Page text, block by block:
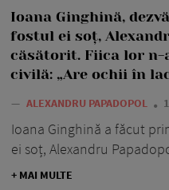
Ioana Ginghină,
fostul ei soț,
căsătorit. Fiica lor n-
civilă: „Are ochii în
— ALEXANDRU PAPADOPOL
Ioana Ginghină a făcut
ei soț, Alexandru
+ MAI MULTE